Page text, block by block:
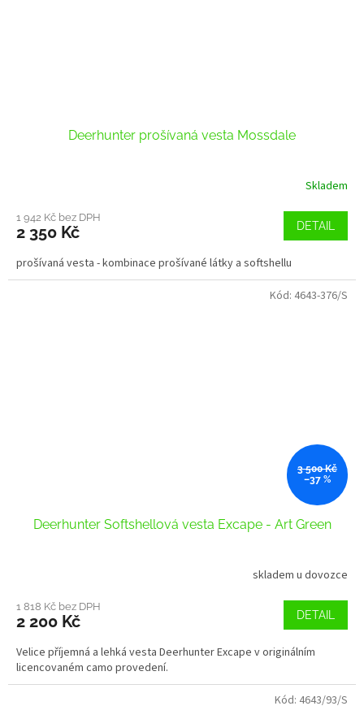
Deerhunter prošívaná vesta Mossdale
Skladem
1 942 Kč bez DPH
2 350 Kč DETAIL
prošívaná vesta - kombinace prošívané látky a softshellu
3 500 Kč
–37 %
Deerhunter Softshellová vesta Excape - Art Green
skladem u dovozce
1 818 Kč bez DPH
2 200 Kč DETAIL
Velice příjemná a lehká vesta Deerhunter Excape v originálním
licencovaném camo provedení.
Kód: 4643-376/S
Kód: 4643/93/S